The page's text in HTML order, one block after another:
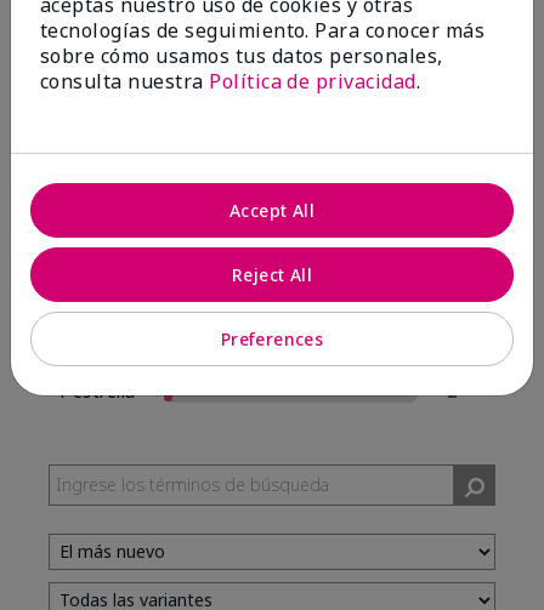
Escribir Una Opinión
3 estrellas
1
1 estrella
2
tecnologías de seguimiento. Para conocer más
sobre cómo usamos tus datos personales,
consulta nuestra Política de privacidad.
Preferences
Reject All
Accept All